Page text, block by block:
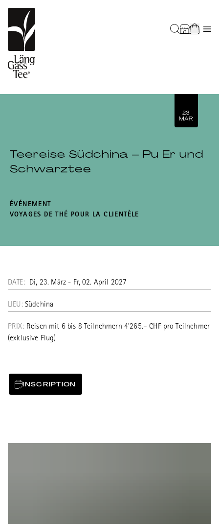
23
MAR
Teereise Südchina – Pu Er und
Schwarztee
ÉVÉNEMENT
VOYAGES DE THÉ POUR LA CLIENTÈLE
DATE: Di, 23. März - Fr, 02. April 2027
LIEU: Südchina
PRIX: Reisen mit 6 bis 8 Teilnehmern 4'265.– CHF pro Teilnehmer
(exklusive Flug)
INSCRIPTION